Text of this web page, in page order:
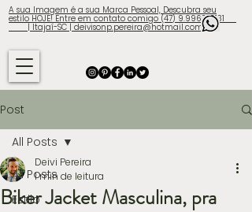
A sua Imagem é a sua Marca Pessoal, Descubra seu
estilo HOJE! Entre em contato comigo (47) 9.9960-3131
| Itajaí-SC | deivisonp.pereira@hotmail.com
Post
All Posts
Estilo
All Posts
Biker Jacket Masculina, pra
Deivi Pereira
1 min de leitura